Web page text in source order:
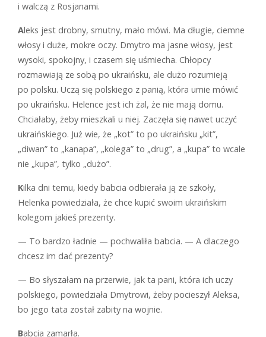
i walczą z Rosjanami.
Aleks jest drobny, smutny, mało mówi. Ma długie, ciemne
włosy i duże, mokre oczy. Dmytro ma jasne włosy, jest
wysoki, spokojny, i czasem się uśmiecha. Chłopcy
rozmawiają ze sobą po ukraińsku, ale dużo rozumieją
po polsku. Uczą się polskiego z panią, która umie mówić
po ukraińsku. Helence jest ich żal, że nie mają domu.
Chciałaby, żeby mieszkali u niej. Zaczęła się nawet uczyć
ukraińskiego. Już wie, że „kot” to po ukraińsku „kit”,
„diwan” to „kanapa”, „kolega” to „drug”, a „kupa” to wcale
nie „kupa”, tylko „dużo”.
Kilka dni temu, kiedy babcia odbierała ją ze szkoły,
Helenka powiedziała, że chce kupić swoim ukraińskim
kolegom jakieś prezenty.
— To bardzo ładnie — pochwaliła babcia. — A dlaczego
chcesz im dać prezenty?
— Bo słyszałam na przerwie, jak ta pani, która ich uczy
polskiego, powiedziała Dmytrowi, żeby pocieszył Aleksa,
bo jego tata został zabity na wojnie.
Babcia zamarła.